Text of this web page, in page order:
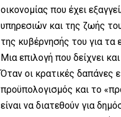
οικονομίας που έχει
υπηρεσιών και της ζωής
της κυβέρνησής του για τα
Μια επιλογή που δείχνει
Όταν οι κρατικές δαπάνες
προϋπολογισμός και το
είναι να διατεθούν για